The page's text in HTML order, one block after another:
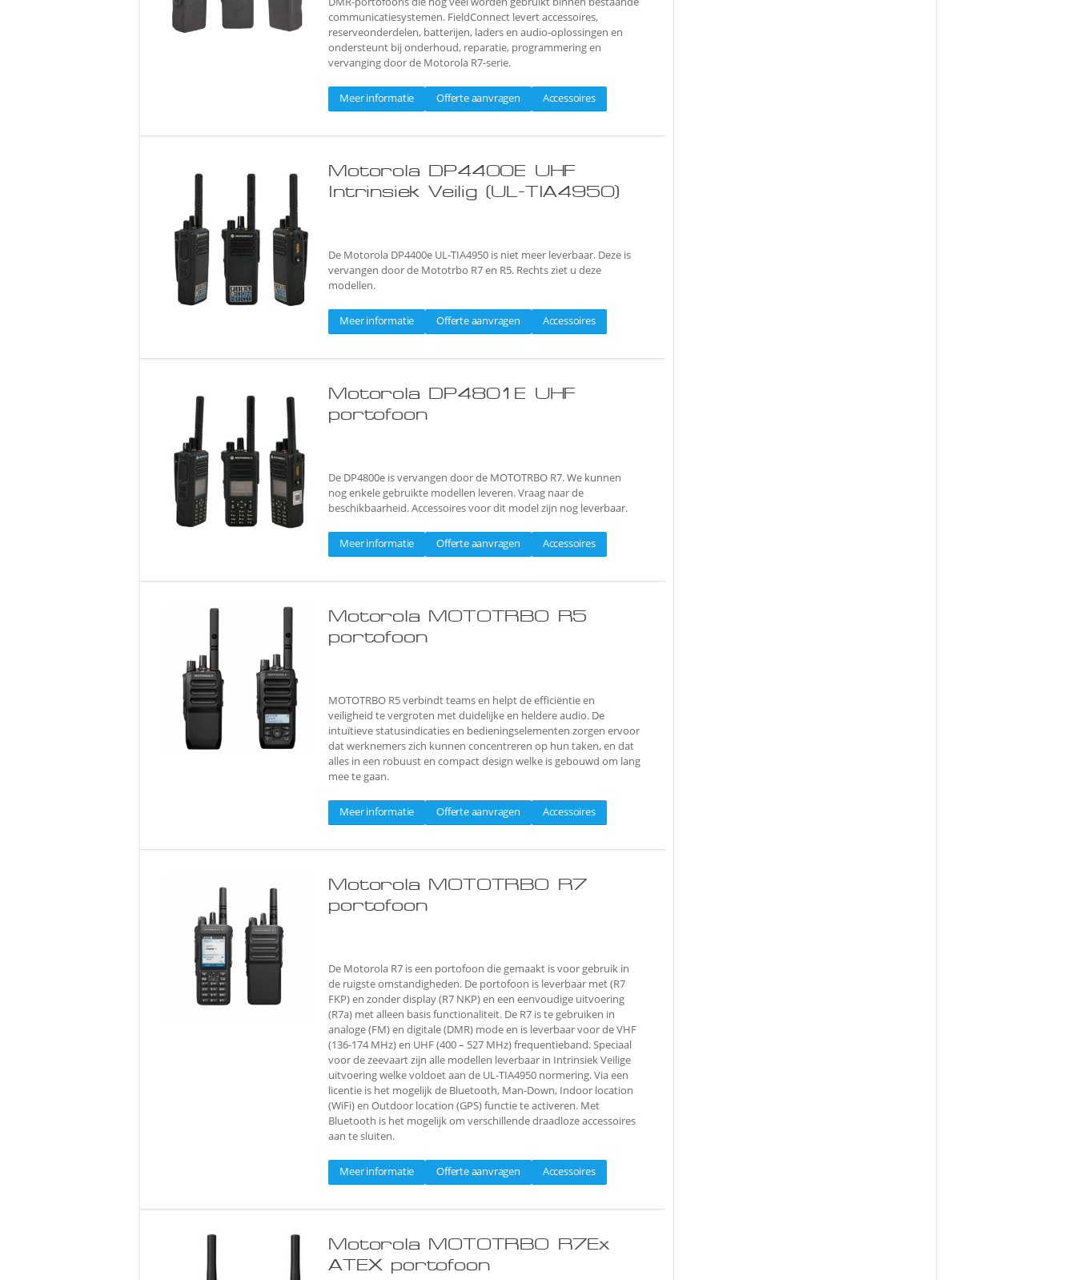
communicatiesystemen. FieldConnect levert accessoires,
reserveonderdelen, batterijen, laders en audio-oplossingen en
ondersteunt bij onderhoud, reparatie, programmering en
vervanging door de Motorola R7-serie.
Meer informatie Offerte aanvragen Accessoires
Motorola DP4400E UHF
Intrinsiek Veilig (UL-TIA4950)
De Motorola DP4400e UL-TIA4950 is niet meer leverbaar. Deze is
vervangen door de Mototrbo R7 en R5. Rechts ziet u deze
modellen.
Meer informatie Offerte aanvragen Accessoires
Motorola DP4801E UHF
portofoon
De DP4800e is vervangen door de MOTOTRBO R7. We kunnen
nog enkele gebruikte modellen leveren. Vraag naar de
beschikbaarheid. Accessoires voor dit model zijn nog leverbaar.
Meer informatie Offerte aanvragen Accessoires
Motorola MOTOTRBO R5
portofoon
MOTOTRBO R5 verbindt teams en helpt de efficiëntie en
veiligheid te vergroten met duidelijke en heldere audio. De
intuïtieve statusindicaties en bedieningselementen zorgen ervoor
dat werknemers zich kunnen concentreren op hun taken, en dat
alles in een robuust en compact design welke is gebouwd om lang
mee te gaan.
Meer informatie Offerte aanvragen Accessoires
Motorola MOTOTRBO R7
portofoon
De Motorola R7 is een portofoon die gemaakt is voor gebruik in
de ruigste omstandigheden. De portofoon is leverbaar met (R7
FKP) en zonder display (R7 NKP) en een eenvoudige uitvoering
(R7a) met alleen basis functionaliteit. De R7 is te gebruiken in
analoge (FM) en digitale (DMR) mode en is leverbaar voor de VHF
(136-174 MHz) en UHF (400 – 527 MHz) frequentieband. Speciaal
voor de zeevaart zijn alle modellen leverbaar in Intrinsiek Veilige
uitvoering welke voldoet aan de UL-TIA4950 normering. Via een
licentie is het mogelijk de Bluetooth, Man-Down, Indoor location
(WiFi) en Outdoor location (GPS) functie te activeren. Met
Bluetooth is het mogelijk om verschillende draadloze accessoires
aan te sluiten.
Meer informatie Offerte aanvragen Accessoires
Motorola MOTOTRBO R7Ex
ATEX portofoon